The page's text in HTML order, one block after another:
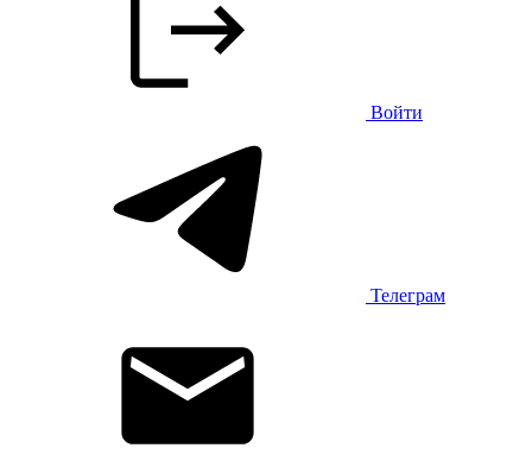
Войти
Телеграм